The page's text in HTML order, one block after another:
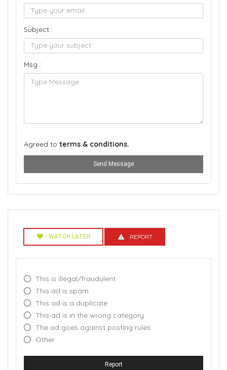
Subject :
Msg :
Agreed to terms & conditions.
Send Message
WATCH LATER REPORT
This is illegal/fraudulent
This ad is spam
This ad is a duplicate
This ad is in the wrong category
The ad goes against posting rules
Other
Report